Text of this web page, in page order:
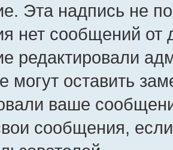
Эта надпись не
нет сообщений от
редактировали
могут оставить
ваше
сообщения,